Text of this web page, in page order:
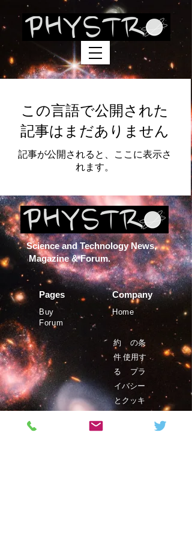
この言語で公開された
記事はまだありません
記事が公開されると、ここに表示さ
れます。
Science and Technology News,
Magazine & Forum.
Pages
Buy
Forum
Company
Home
約
の条
件 使用す
る
プラ
イバシー
とクッキ